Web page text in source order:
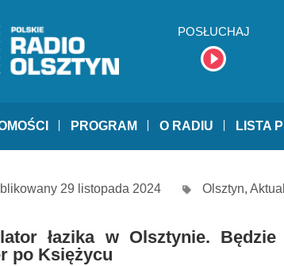
POSŁUCHAJ
PROGRAM O RADIU LISTA
29 listopada 2024 Olsztyn,
łazika w Olsztynie.
po Księżycu